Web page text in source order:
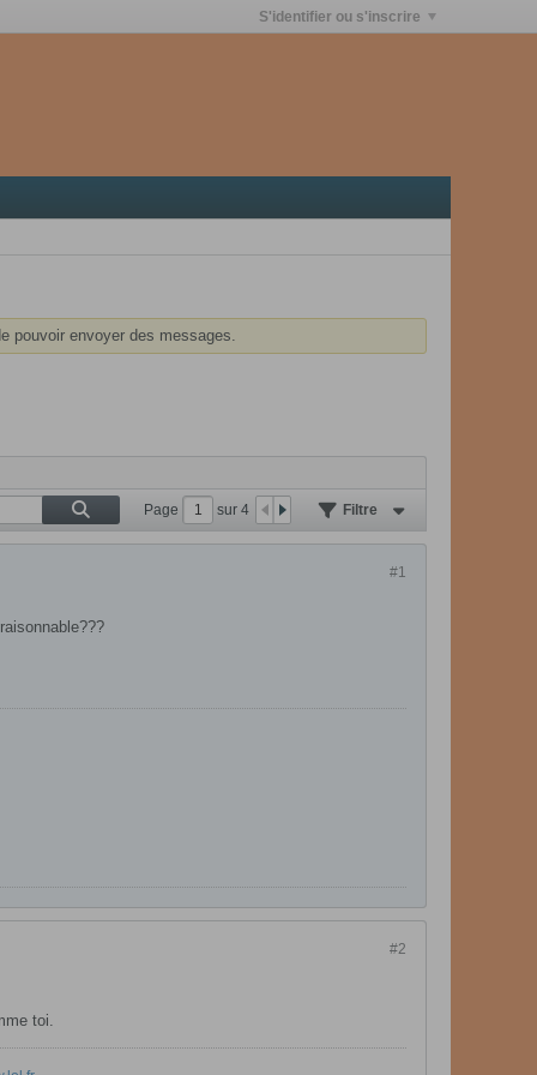
S'identifier ou s'inscrire
pouvoir envoyer des messages.
Page sur 4 Filtre
#1
#2
toi.